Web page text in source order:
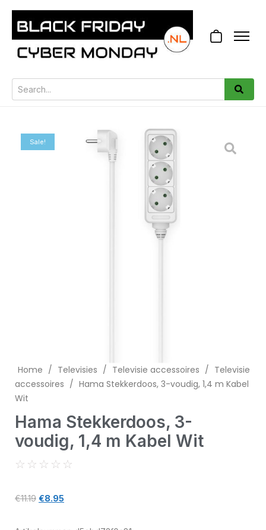
Sale!
Home / Televisies / Televisie accessoires / Televisie
accessoires / Hama Stekkerdoos, 3-voudig, 1,4 m Kabel
Wit
Hama Stekkerdoos, 3-
voudig, 1,4 m Kabel Wit
☆ ☆ ☆ ☆ ☆
€11.19 €8.95